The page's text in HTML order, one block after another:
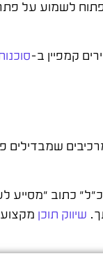
לשמוע על
קמפיין ב-
שמבדילים
שיווק תוכן